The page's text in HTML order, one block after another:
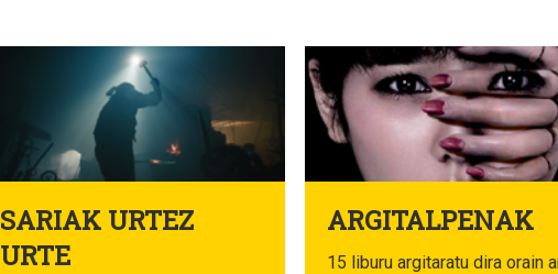
SARIAK URTEZ
URTE
ARGITALPENAK
15 liburu argitaratu dira orain